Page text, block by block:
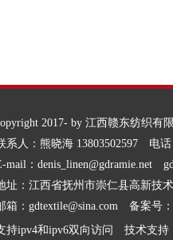
2017- by 江西赣东纺织有
系人：熊晓海 13803502597 电话
mail：denis_linen@gdramie.net
址：江西省抚州市崇仁县高新技
箱：gdtextile@sina.com 备案号
持ipv4和ipv6双向访问 技术支持